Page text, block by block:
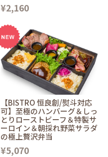
¥2,160
【BISTRO 恒良創/熨斗対応
可】至極のハンバーグ＆しっ
とりローストビーフ＆特製サ
ーロイン＆朝採れ野菜サラダ
の極上贅沢弁当
¥5,070